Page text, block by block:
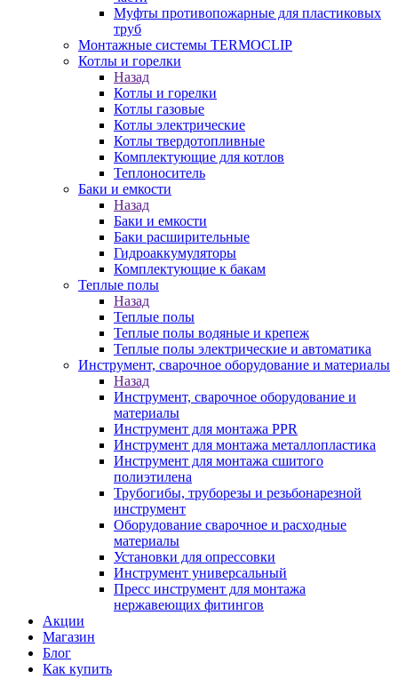
Муфты противопожарные для пластиковых
труб
Монтажные системы TERMOCLIP
Котлы и горелки
Назад
Котлы и горелки
Котлы газовые
Котлы электрические
Котлы твердотопливные
Комплектующие для котлов
Теплоноситель
Баки и емкости
Назад
Баки и емкости
Баки расширительные
Гидроаккумуляторы
Комплектующие к бакам
Теплые полы
Назад
Теплые полы
Теплые полы водяные и крепеж
Теплые полы электрические и автоматика
Инструмент, сварочное оборудование и материалы
Назад
Инструмент, сварочное оборудование и
материалы
Инструмент для монтажа PPR
Инструмент для монтажа металлопластика
Инструмент для монтажа сшитого
полиэтилена
Трубогибы, труборезы и резьбонарезной
инструмент
Оборудование сварочное и расходные
материалы
Установки для опрессовки
Инструмент универсальный
Пресс инструмент для монтажа
нержавеющих фитингов
Акции
Магазин
Блог
Как купить